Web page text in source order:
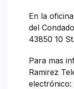
En la
del
43850 10
Para mas
Ramirez
electrónico: